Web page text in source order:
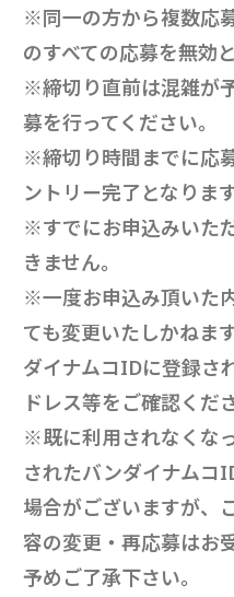
※同一の方から複数応
のすべての応募を無効
※締切り直前は混雑が
募を行ってください。
※締切り時間までに応
ントリー完了となりま
※すでにお申込みいた
きません。
※一度お申込み頂いた
ても変更いたしかねま
ダイナムコIDに登録さ
ドレス等をご確認くだ
※既に利用されなくな
されたバンダイナムコ
場合がございますが、
容の変更・再応募はお
予めご了承下さい。